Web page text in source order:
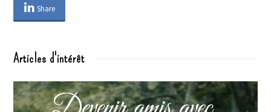
Share
Articles d'intérêt